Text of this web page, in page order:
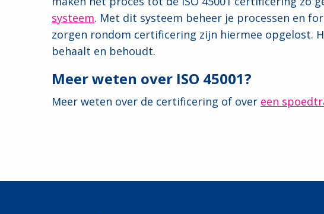
systeem. Met dit systeem beheer je processen en
zorgen rondom certificering zijn hiermee opgelost.
behaalt en behoudt.
Meer weten over ISO 45001?
Meer weten over de certificering of over een